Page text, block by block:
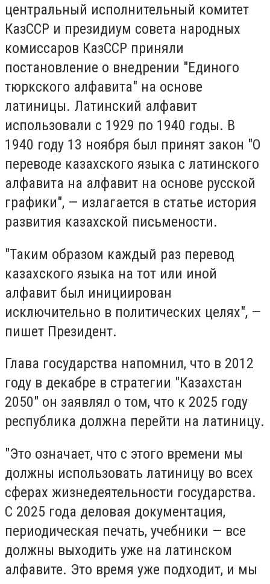
центральный исполнительный комитет
КазССР и президиум совета народных
комиссаров КазССР приняли
постановление о внедрении "Единого
тюркского алфавита" на основе
латиницы. Латинский алфавит
использовали с 1929 по 1940 годы. В
1940 году 13 ноября был принят закон "О
переводе казахского языка с латинского
алфавита на алфавит на основе русской
графики", — излагается в статье история
развития казахской письмености.
"Таким образом каждый раз перевод
казахского языка на тот или иной
алфавит был инициирован
исключительно в политических целях", —
пишет Президент.
Глава государства напомнил, что в 2012
году в декабре в стратегии "Казахстан
2050" он заявлял о том, что к 2025 году
республика должна перейти на латиницу.
"Это означает, что с этого времени мы
должны использовать латиницу во всех
сферах жизнедеятельности государства.
С 2025 года деловая документация,
периодическая печать, учебники — все
должны выходить уже на латинском
алфавите. Это время уже подходит, и мы